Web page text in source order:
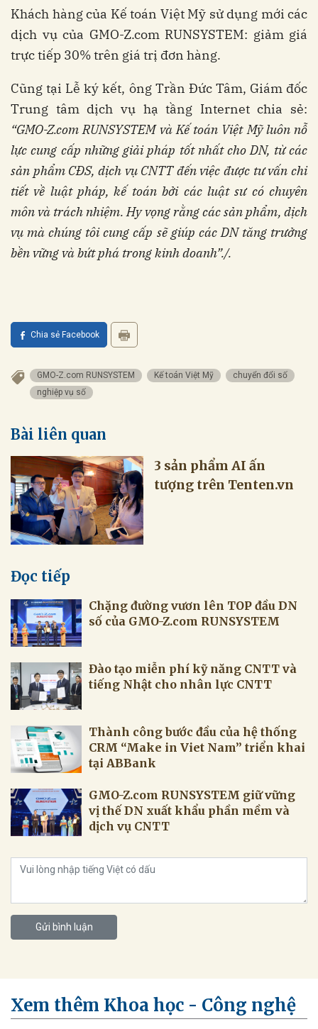
Khách hàng của Kế toán Việt Mỹ sử dụng mới các
dịch vụ của GMO-Z.com RUNSYSTEM: giảm giá
trực tiếp 30% trên giá trị đơn hàng.
Cũng tại Lễ ký kết, ông Trần Đức Tâm, Giám đốc
Trung tâm dịch vụ hạ tầng Internet chia sẻ:
“GMO-Z.com RUNSYSTEM và Kế toán Việt Mỹ luôn nỗ
lực cung cấp những giải pháp tốt nhất cho DN, từ các
sản phẩm CĐS, dịch vụ CNTT đến việc được tư vấn chi
tiết về luật pháp, kế toán bởi các luật sư có chuyên
môn và trách nhiệm. Hy vọng rằng các sản phẩm, dịch
vụ mà chúng tôi cung cấp sẽ giúp các DN tăng trưởng
bền vững và bứt phá trong kinh doanh”./.
Chia sẻ Facebook
GMO-Z.com RUNSYSTEM Kế toán Việt Mỹ
chuyển đổi số
nghiệp vụ số
Bài liên quan
3 sản phẩm AI ấn
tượng trên Tenten.vn
Đọc tiếp
Chặng đường vươn lên TOP đầu DN
số của GMO-Z.com RUNSYSTEM
Đào tạo miễn phí kỹ năng CNTT và
tiếng Nhật cho nhân lực CNTT
Thành công bước đầu của hệ thống
CRM “Make in Viet Nam’’ triển khai
tại ABBank
GMO-Z.com RUNSYSTEM giữ vững
vị thế DN xuất khẩu phần mềm và
dịch vụ CNTT
Gửi bình luận
Xem thêm Khoa học - Công nghệ